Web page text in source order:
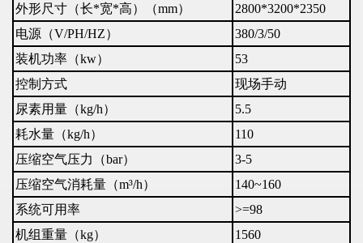
外形尺寸（长*宽*高）（mm）
2800*3200*2350
电源（V/PH/HZ）
380/3/50
装机功率（kw）
53
控制方式
现场手动
尿素用量（kg/h）
5.5
耗水量（kg/h）
110
压缩空气压力（bar）
3-5
压缩空气消耗量（m³/h）
140~160
系统可用率
>=98
机组重量（kg）
1560